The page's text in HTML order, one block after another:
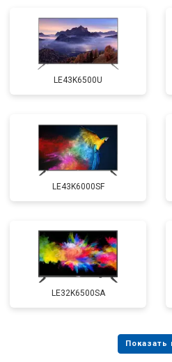
LE43K6500U
LE43K6000SF
LE32K6500SA